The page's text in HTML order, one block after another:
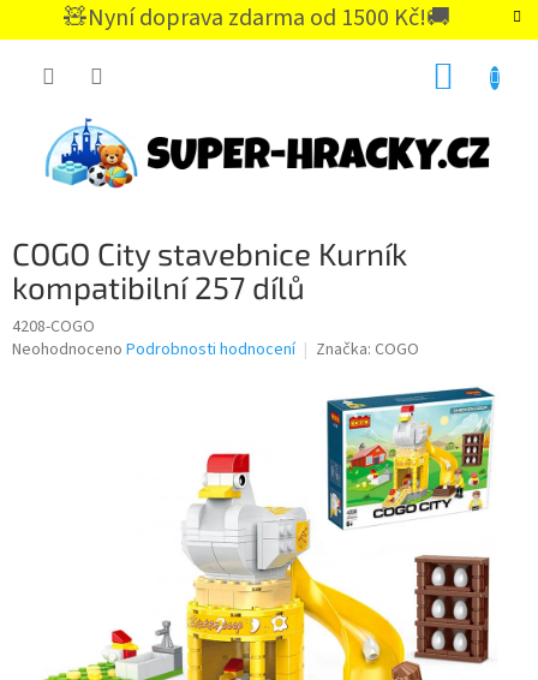
🧸Nyní doprava zdarma od 1500 Kč!🚚
CZK
COGO City stavebnice Kurník
kompatibilní 257 dílů
4208-COGO
Průměrné
Neohodnoceno Podrobnosti hodnocení Značka: COGO